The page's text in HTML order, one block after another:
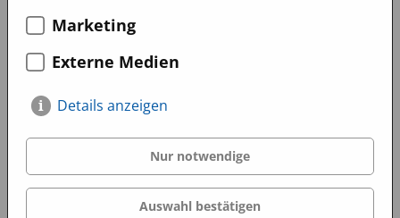
März 2020
Image Filme
Marketing
Externe Medien
Details anzeigen
Nur notwendige
Auswahl bestätigen